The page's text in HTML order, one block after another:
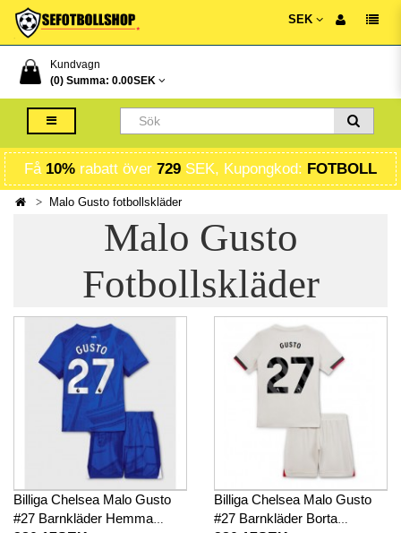
SEK
Kundvagn
(0) Summa: 0.00SEK
Få 10% rabatt över 729 SEK, Kupongkod: FOTBOLL
Malo Gusto fotbollskläder
Malo Gusto
Fotbollskläder
Billiga Chelsea Malo Gusto
#27 Barnkläder Hemma
Billiga Chelsea Malo Gusto
#27 Barnkläder Borta